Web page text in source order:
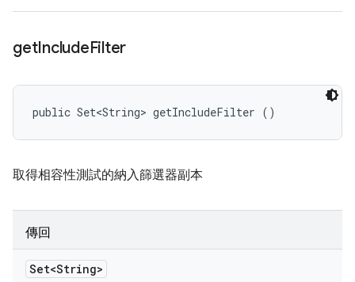
getIncludeFilter
public Set<String> getIncludeFilter ()
取得相容性測試的納入篩選器副本
傳回
Set<String>